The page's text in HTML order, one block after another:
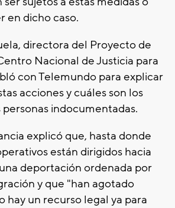
en dicho caso.
directora del Proyecto de
Nacional de Justicia para
con Telemundo para explicar
acciones y cuáles son los
indocumentadas.
explicó que, hasta donde
están dirigidos hacia
deportación ordenada por
y que "han agotado
hay un recurso legal ya para